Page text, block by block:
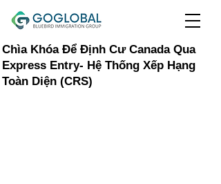
Chìa Khóa Để Định Cư Canada Qua
Express Entry- Hệ Thống Xếp Hạng
Toàn Diện (CRS)